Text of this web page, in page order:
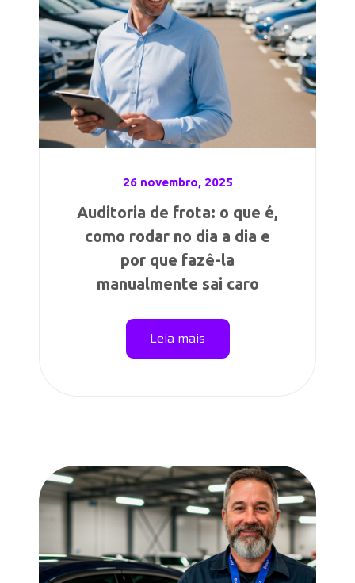
26 novembro, 2025
Auditoria de frota: o que é,
como rodar no dia a dia e
por que fazê-la
manualmente sai caro
Leia mais